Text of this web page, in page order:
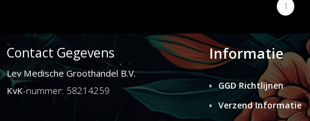
1
Contact Gegevens
Lev Medische Groothandel B.V.
KvK-nummer: 58214259
Informatie
GGD Richtlijnen
Verzend Informatie